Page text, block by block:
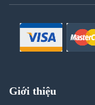
Giới thiệu